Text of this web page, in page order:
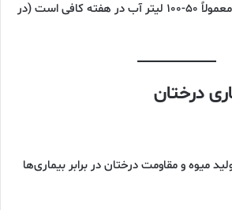
برای درختان میوه بالغ، معمولاً ۵۰-۱۰۰ لیتر آب در هفته کافی است (در
درختان
میوه و مقاومت درختان در برابر بیماری‌ها